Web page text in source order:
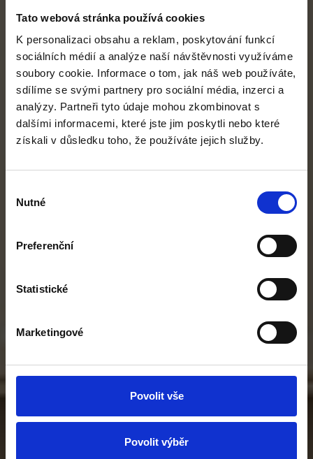
Tato webová stránka používá cookies
K personalizaci obsahu a reklam, poskytování funkcí
sociálních médií a analýze naší návštěvnosti využíváme
soubory cookie. Informace o tom, jak náš web používáte,
sdílíme se svými partnery pro sociální média, inzerci a
analýzy. Partneři tyto údaje mohou zkombinovat s
dalšími informacemi, které jste jim poskytli nebo které
získali v důsledku toho, že používáte jejich služby.
souhlasu
Nutné
Preferenční
Statistické
Marketingové
Povolit vše
Povolit výběr